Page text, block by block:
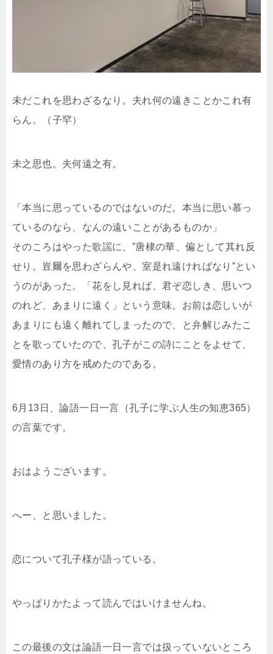
未だこれを思わざるなり。夫れ何の遠きことかこれ有
らん。（子罕）
未之思也。夫何遠之有。
「本当に思っているのではないのだ。本当に思い慕っ
ているのなら、なんの遠いことがあるものか」
そのころはやった歌謡に、”唐棣の華、偏として其れ反
せり。豈爾を思わざらんや、室是れ遠ければなり”とい
うのがあった。「花をし見れば、君ぞ恋しき、思いつ
のれど、あまりに遠く」という意味。お前は恋しいが
あまりにも遠く離れてしまったので、と弁解じみたこ
とを歌っていたので、孔子がこの詩にことをよせて、
愛情のあり方を戒めたのである。
6月13日、論語一日一言（孔子に学ぶ人生の知恵365）
の言葉です。
おはようございます。
へー、と思いました。
恋について孔子様が語っている。
やっぱりかたよって読んではいけませんね。
この最後の文は論語一日一言では扱っていないところ